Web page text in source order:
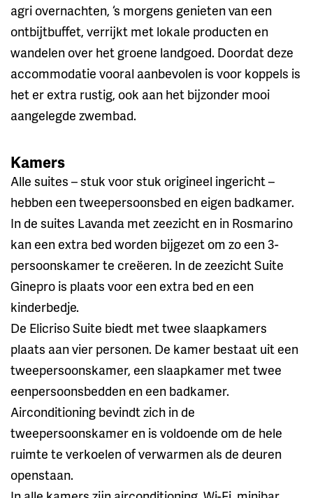
agri overnachten, ‘s morgens genieten van een
ontbijtbuffet, verrijkt met lokale producten en
wandelen over het groene landgoed. Doordat deze
accommodatie vooral aanbevolen is voor koppels is
het er extra rustig, ook aan het bijzonder mooi
aangelegde zwembad.
Kamers
Alle suites – stuk voor stuk origineel ingericht –
hebben een tweepersoonsbed en eigen badkamer.
In de suites Lavanda met zeezicht en in Rosmarino
kan een extra bed worden bijgezet om zo een 3-
persoonskamer te creëeren. In de zeezicht Suite
Ginepro is plaats voor een extra bed en een
kinderbedje.
De Elicriso Suite biedt met twee slaapkamers
plaats aan vier personen. De kamer bestaat uit een
tweepersoonskamer, een slaapkamer met twee
eenpersoonsbedden en een badkamer.
Airconditioning bevindt zich in de
tweepersoonskamer en is voldoende om de hele
ruimte te verkoelen of verwarmen als de deuren
openstaan.